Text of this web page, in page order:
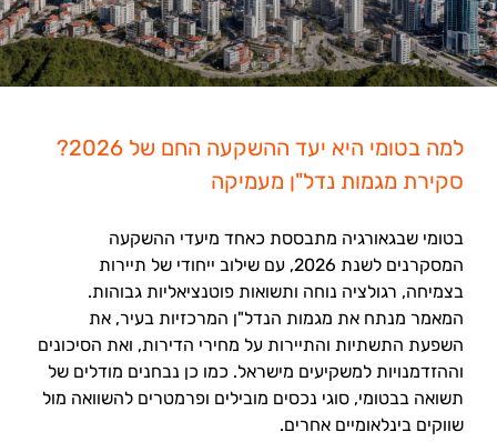
למה בטומי היא יעד ההשקעה החם של 2026?
סקירת מגמות נדל"ן מעמיקה
בטומי שבגאורגיה מתבססת כאחד מיעדי ההשקעה
המסקרנים לשנת 2026, עם שילוב ייחודי של תיירות
בצמיחה, רגולציה נוחה ותשואות פוטנציאליות גבוהות.
המאמר מנתח את מגמות הנדל"ן המרכזיות בעיר, את
השפעת התשתיות והתיירות על מחירי הדירות, ואת הסיכונים
וההזדמנויות למשקיעים מישראל. כמו כן נבחנים מודלים של
תשואה בבטומי, סוגי נכסים מובילים ופרמטרים להשוואה מול
שווקים בינלאומיים אחרים.